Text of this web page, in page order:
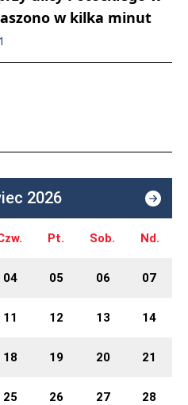
w kilka minut
2026
Pt. Sob. Nd.
04 05 06 07
11 12 13 14
18 19 20 21
25 26 27 28